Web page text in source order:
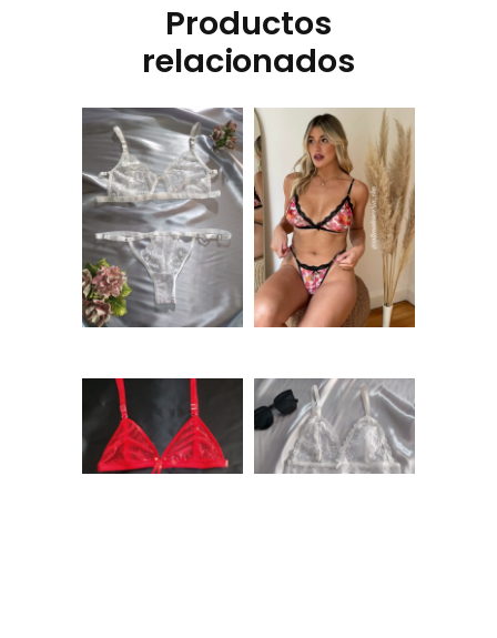
Productos
relacionados
Conjunto erótico
de encaje Blanco –
ALMA
$8.500,00
Conjunto de
microtul en tonos
Rosas – MAGNOLIA
$8.500,00